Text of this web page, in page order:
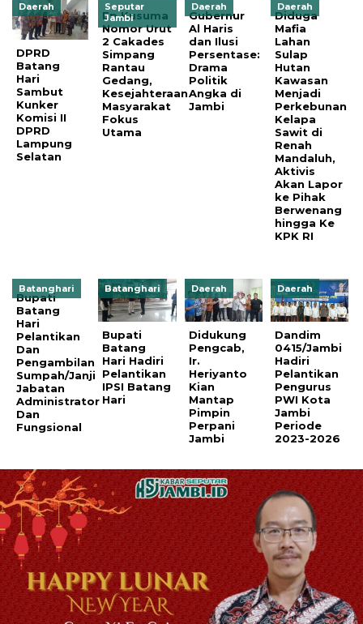
Daerah
DPRD
Batang
Hari
Sambut
Kunker
Komisi II
DPRD
Lampung
Selatan
Seputar
Jambi
Ep Kusuma
Nomor Urut
2 Cakades
Simpang
Rantau
Gedang,
Kesejahteraan
Masyarakat
Fokus
Utama
Daerah
Gubernur
Al Haris
dan Ilusi
Persentase:
Drama
Politik
Angka di
Jambi
Daerah
Diduga
Mafia
Lahan
Sulap
Hutan
Kawasan
Menjadi
Perkebunan
Kelapa
Sawit di
Renah
Mandaluh,
Aktivis
Akan Lapor
ke Pihak
Berwenang
hingga Ke
KPK RI
Batanghari
Bupati
Batang
Hari
Pelantikan
Dan
Pengambilan
Sumpah/Janji
Jabatan
Administrator
Dan
Fungsional
Batanghari
Bupati
Batang
Hari Hadiri
Pelantikan
IPSI Batang
Hari
Daerah
Didukung
Pengcab,
Ir.
Heriyanto
Kian
Mantap
Pimpin
Perpani
Jambi
Daerah
Dandim
0415/Jambi
Hadiri
Pelantikan
Pengurus
PWI Kota
Jambi
Periode
2023-2026